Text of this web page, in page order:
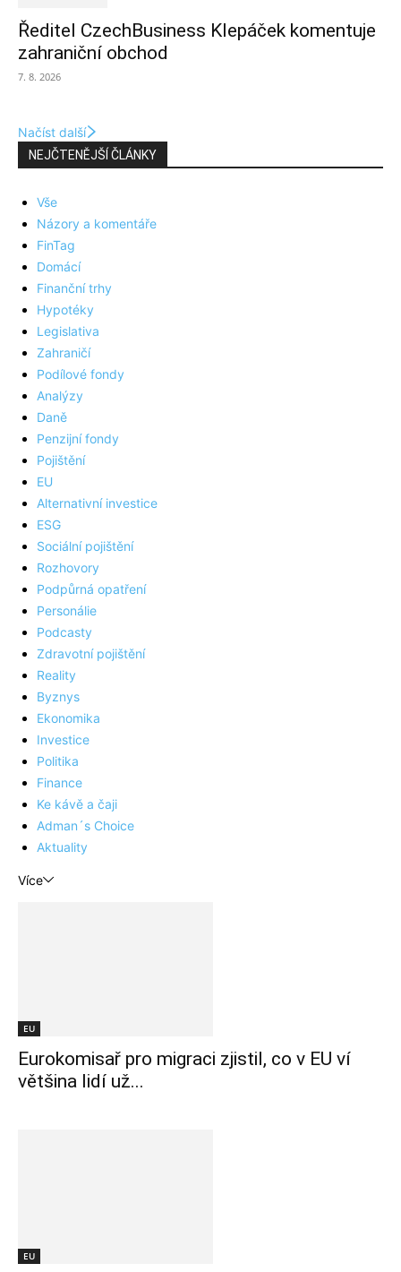
Ředitel CzechBusiness Klepáček komentuje
zahraniční obchod
7. 8. 2026
Načíst další
NEJČTENĚJŠÍ ČLÁNKY
Vše
Názory a komentáře
FinTag
Domácí
Finanční trhy
Hypotéky
Legislativa
Zahraničí
Podílové fondy
Analýzy
Daně
Penzijní fondy
Pojištění
EU
Alternativní investice
ESG
Sociální pojištění
Rozhovory
Podpůrná opatření
Personálie
Podcasty
Zdravotní pojištění
Reality
Byznys
Ekonomika
Investice
Politika
Finance
Ke kávě a čaji
Adman´s Choice
Aktuality
Více
EU
Eurokomisař pro migraci zjistil, co v EU ví
většina lidí už...
EU